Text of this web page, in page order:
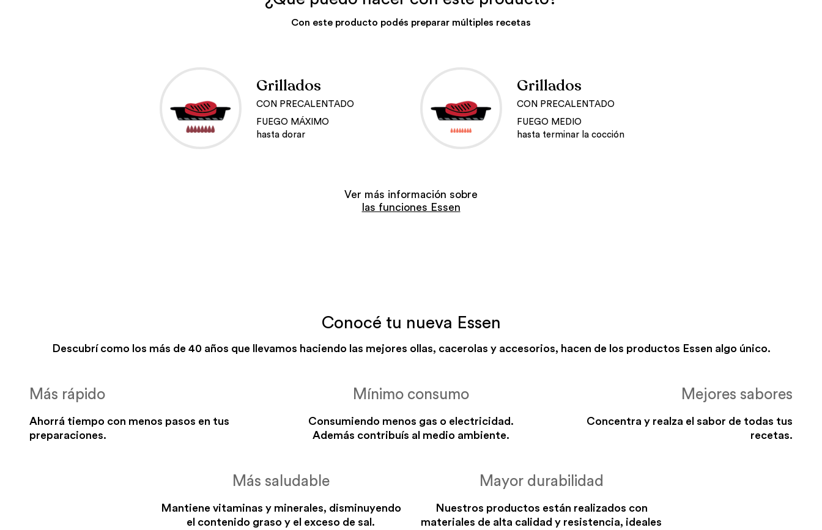
Con este producto podés preparar múltiples recetas
Grillados
CON PRECALENTADO
FUEGO MÁXIMO
hasta dorar
Grillados
CON PRECALENTADO
FUEGO MEDIO
hasta terminar la cocción
Ver más información sobre
las funciones Essen
Conocé tu nueva Essen
Descubrí como los más de 40 años que llevamos haciendo las mejores ollas, cacerolas y accesorios, hacen de los productos Essen algo único.
Más rápido
Ahorrá tiempo con menos pasos en tus
preparaciones.
Mínimo consumo
Consumiendo menos gas o electricidad.
Además contribuís al medio ambiente.
Mejores sabores
Concentra y realza el sabor de todas tus
recetas.
Más saludable
Mantiene vitaminas y minerales, disminuyendo
el contenido graso y el exceso de sal.
Mayor durabilidad
Nuestros productos están realizados con
materiales de alta calidad y resistencia, ideales